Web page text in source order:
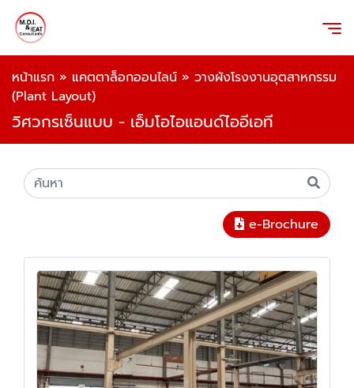
หน้าแรก » แคตตาล็อกออนไลน์ » วางผังโรงงานอุตสาหกรรม
(Plant Layout)
วิศวกรเซ็นแบบ - เอ็มโอไอแอนด์ไออีเอที
e-Brochure